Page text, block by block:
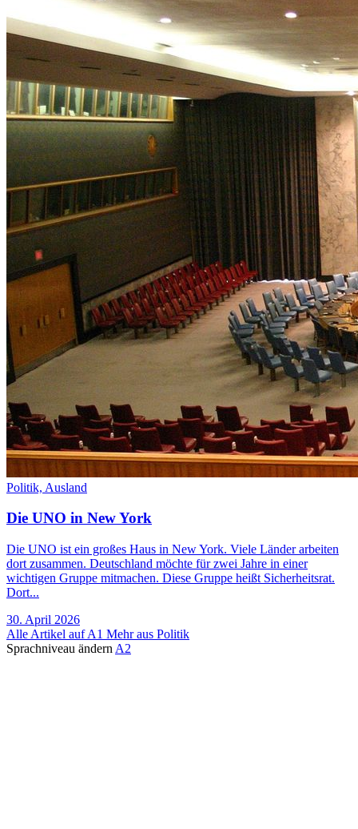
Politik, Ausland
Die UNO in New York
Die UNO ist ein großes Haus in New York. Viele Länder arbeiten
dort zusammen. Deutschland möchte für zwei Jahre in einer
wichtigen Gruppe mitmachen. Diese Gruppe heißt Sicherheitsrat.
Dort...
30. April 2026
Alle Artikel auf A1 Mehr aus Politik
Sprachniveau ändern A2